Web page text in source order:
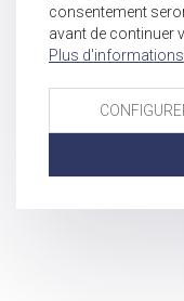
consentement
avant de continuer
Plus d'informations